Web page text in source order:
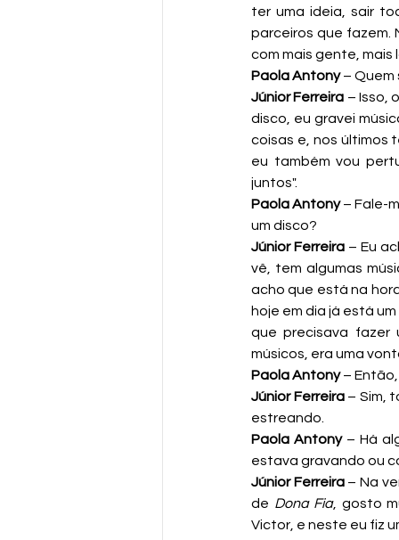
ter uma ideia, sair
parceiros que fazem.
com mais gente, mais
Paola Antony – Quem
Júnior Ferreira – Isso,
disco, eu gravei
coisas e, nos últimos
eu também vou
juntos".
Paola Antony – Fale-
um disco?
Júnior Ferreira – Eu
vê, tem algumas
acho que está na
hoje em dia já está
que precisava fazer
músicos, era uma
Paola Antony – Então,
Júnior Ferreira – Sim,
estreando.
Paola Antony – Há
estava gravando ou
Júnior Ferreira – Na
de Dona Fia, gosto
Victor, e neste eu fiz